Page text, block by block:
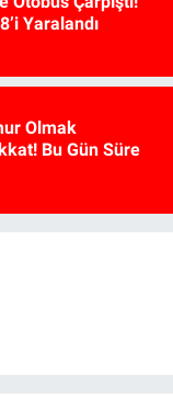
Yaralandı
Olmak
Bu Gün Süre